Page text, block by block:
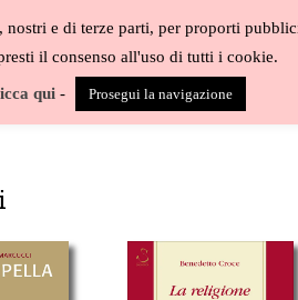
BLOG
e di terze parti, per proporti
il consenso all'uso di tutti i cookie.
qui - Prosegui la navigazione